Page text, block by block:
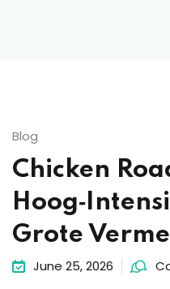
Blog
Chicken
Grote
June 25, 2026